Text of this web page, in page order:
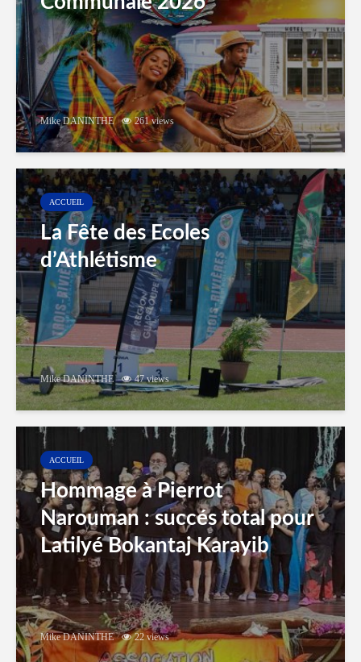
Mike DANINTHE 261 views
ACCUEIL
La Fête des Ecoles
d’Athlétisme
Mike DANINTHE 47 views
ACCUEIL
Hommage à Pierrot
Narouman : succés total pour
Latilyé Bokantaj Karayib
Mike DANINTHE 22 views